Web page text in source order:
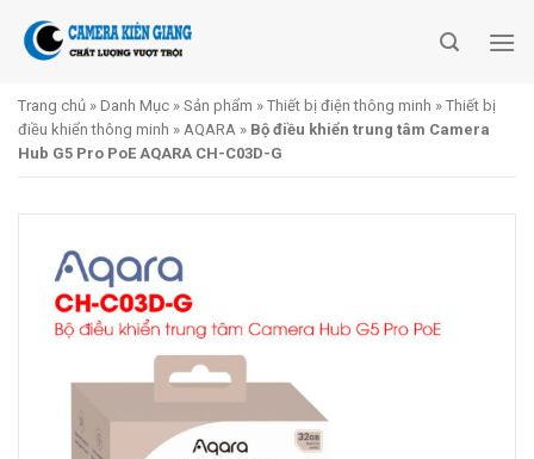
Trang chủ » Danh Mục » Sản phẩm » Thiết bị điện thông minh » Thiết bị
điều khiển thông minh » AQARA » Bộ điều khiển trung tâm Camera
Hub G5 Pro PoE AQARA CH-C03D-G